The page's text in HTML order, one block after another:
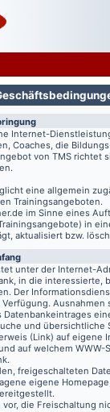
Internet-
Coaches, die
von TMS richtet
eine allgemein
Trainingsangeboten.
im Sinne eines
in
aktualisiert bzw.
unter der Internet-
in die interessierte,
Der
Datenbankeintrages
und übersichtliche
(Link) auf eigene
auf welchem
freigeschalteten
eigene
vor, die Freischaltung